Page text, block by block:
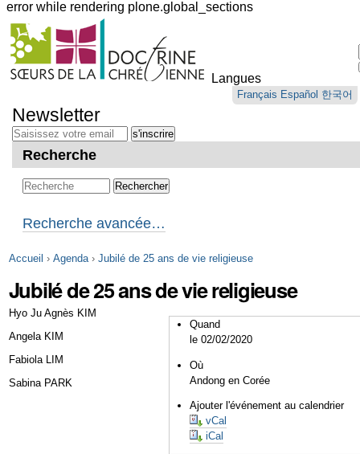
error while rendering plone.global_sections
Outils
personnels
Langues
Français Español 한국어
au
contenu.
Aller
navigation
Newsletter
Recherche
Recherche avancée…
Accueil › Agenda › Jubilé de 25 ans de vie religieuse
Jubilé de 25 ans de vie religieuse
Quand
le 02/02/2020
Où
Andong en Corée
Ajouter l'événement au calendrier
vCal
iCal
Hyo Ju Agnès KIM
Angela KIM
Fabiola LIM
Sabina PARK